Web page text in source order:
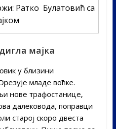
Ратко Булатовић са
мајка
у близини
младе воћке.
нове трафостанице,
далековода, поправци
старој скоро двеста